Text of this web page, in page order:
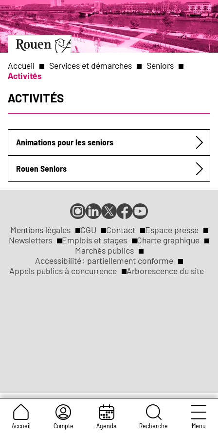
Aller
au
contenu
principal
Aller
à
page
Slide
1
of
1
Accueil Compte Agenda Recherche Menu
Fil
d'Ariane
Accueil Services et démarches
Seniors
Activités
Activités
Submenu
Animations pour les seniors
Rouen Seniors
Réseaux
sociaux
Compte
Instagram
de
la
ville
de
Rouen
Compte
LinkedIn
de
la
ville
de
Rouen
Compte
X
de
la
ville
de
Rouen
Page
Facebook
de
la
ville
de
Rouen
Page
YouTube
de
la
ville
de
Rouen
Liens
légaux
Mentions légales CGU Contact
Espace presse
Newsletters
Emplois et stages
Charte graphique
Marchés publics
Accessibilité : partiellement conforme
Appels publics à concurrence
Arborescence du site